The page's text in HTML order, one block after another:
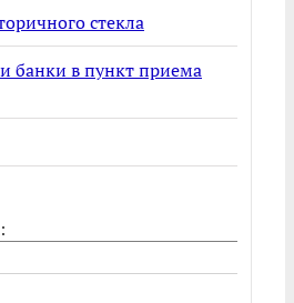
стекла
банки в пункт приема